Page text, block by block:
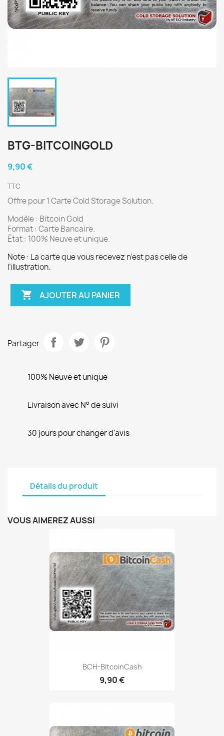
BTG-BITCOINGOLD
9,90 €
TTC
Offre pour 1 Carte Cold Storage Solution.
Modèle : Bitcoin Gold
Format : Carte Bancaire.
État : 100% Neuve et unique.
Note : La carte que vous recevez n’est pas celle de
l’illustration.
 AJOUTER AU PANIER
Partager
100% Neuve et unique
Livraison avec N° de suivi
30 jours pour changer d'avis
Détails du produit
VOUS AIMEREZ AUSSI
BCH-BitcoinCash
9,90 €